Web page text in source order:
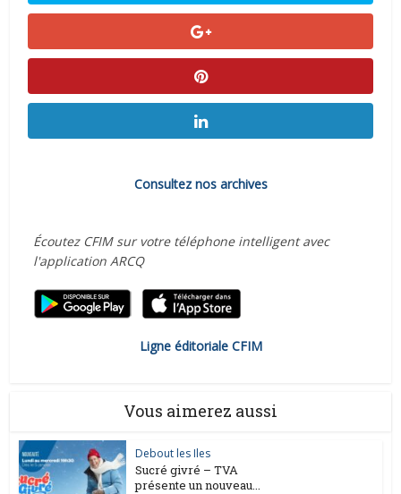
Consultez nos archives
Écoutez CFIM sur votre téléphone intelligent avec
l'application ARCQ
Ligne éditoriale CFIM
Vous aimerez aussi
Debout les Iles
Sucré givré – TVA
présente un nouveau...